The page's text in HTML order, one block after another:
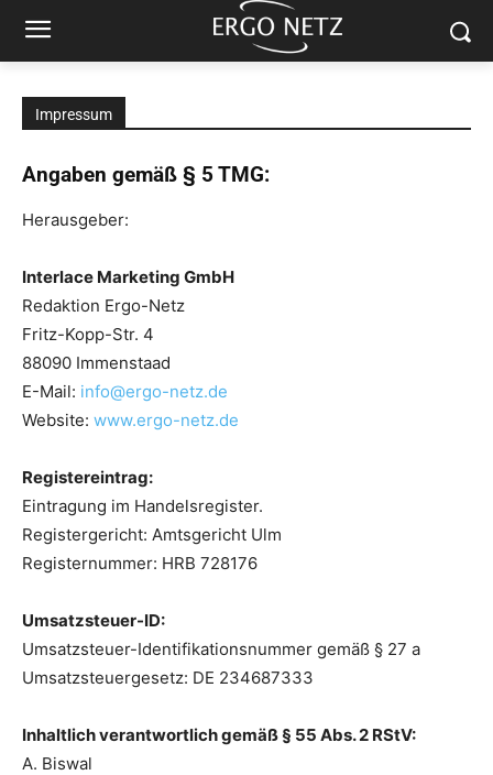
Impressum
Angaben gemäß § 5 TMG:
Herausgeber:
Interlace Marketing GmbH
Redaktion Ergo-Netz
Fritz-Kopp-Str. 4
88090 Immenstaad
E-Mail: info@ergo-netz.de
Website: www.ergo-netz.de
Registereintrag:
Eintragung im Handelsregister.
Registergericht: Amtsgericht Ulm
Registernummer: HRB 728176
Umsatzsteuer-ID:
Umsatzsteuer-Identifikationsnummer gemäß § 27 a
Umsatzsteuergesetz: DE 234687333
Inhaltlich verantwortlich gemäß § 55 Abs. 2 RStV:
A. Biswal